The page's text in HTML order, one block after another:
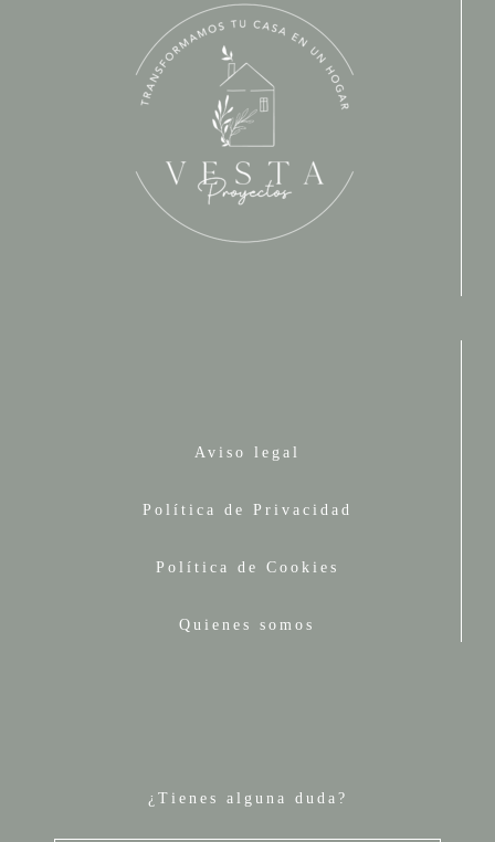
Aviso legal
Política de Privacidad
Política de Cookies
Quienes somos
¿Tienes alguna duda?